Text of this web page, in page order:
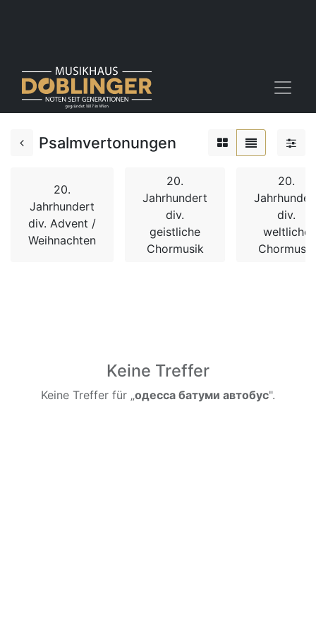
Psalmvertonungen
20.
Jahrhundert
div. Advent /
Weihnachten
20.
Jahrhundert
div.
geistliche
Chormusik
20.
div.
weltliche
Chormusik
Keine Treffer
Keine Treffer für „одесса батуми автобус".